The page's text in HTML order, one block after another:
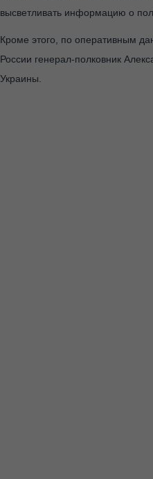
высветливать информацию о
Кроме этого, по оперативным
России генерал-полковник
Украины.